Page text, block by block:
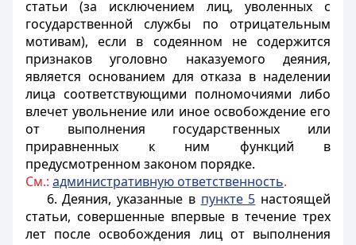
статьи (за исключением лиц, уволенных с
государственной службы по отрицательным
мотивам), если в содеянном не содержится
признаков уголовно наказуемого деяния,
является основанием для отказа в наделении
лица соответствующими полномочиями либо
влечет увольнение или иное освобождение его
от выполнения государственных или
приравненных к ним функций в
предусмотренном законом порядке.
См.: административную ответственность.
6. Деяния, указанные в пункте 5 настоящей
статьи, совершенные впервые в течение трех
лет после освобождения лиц от выполнения